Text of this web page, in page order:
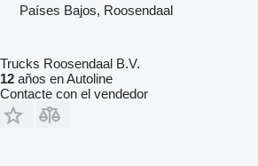
Países Bajos, Roosendaal
Trucks Roosendaal B.V.
12 años en Autoline
Contacte con el vendedor